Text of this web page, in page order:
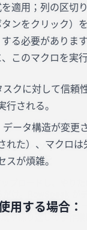
適用；列の区切
ンをクリック）
る必要がありま
このマクロを実行
スクに対して信頼
行される。
データ構造が変更
れた）、マクロ
スが煩雑。
用する場合：
プレッドシ
を
プロードし、やりた
成や繰り返しの手作業